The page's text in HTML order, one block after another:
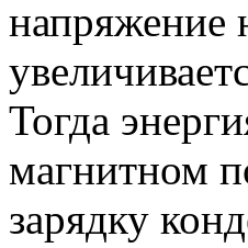
напряжение
Тогда
магнитном
зарядку